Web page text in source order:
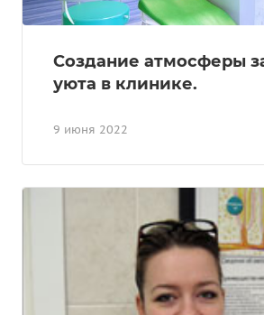
9 июня 2022
Создание атмосферы
уюта в клинике.